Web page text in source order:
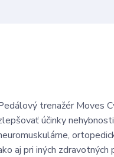
trenažér Moves
účinky
aj pri iných